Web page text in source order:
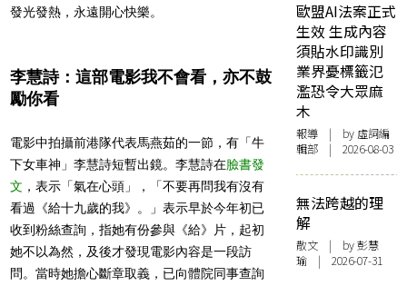
發光發熱，永遠開心快樂。
李慧詩：這部電影我不會看，亦不鼓
勵你看
電影中拍攝前港隊代表馬燕茹的一節，有「牛
下女車神」李慧詩短暫出鏡。李慧詩在臉書發
文 ，表示「氣在心頭」，「不要再問我有沒有
看過《給十九歲的我》。」表示早於今年初已
收到粉絲查詢，指她有份參與《給》片，起初
她不以為然，及後才發現電影內容是一段訪
問。當時她擔心斷章取義，已向體院同事查詢
歐盟AI法案正式
生效 生成內容
須貼水印識別
業界憂標籤氾
濫恐令大眾麻
木
報導 | by 虛詞編
輯部 | 2026-08-03
無法跨越的理
解
散文 | by 彭慧
瑜 | 2026-07-31